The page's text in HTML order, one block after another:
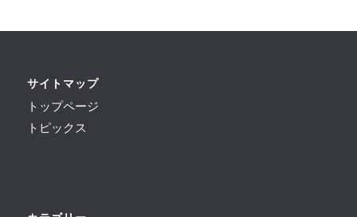
サイトマップ
トップページ
トピックス